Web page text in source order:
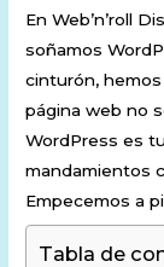
En Web’n’roll
soñamos
cinturón,
página web no
WordPress es
mandamientos
Empecemos a
Tabla de